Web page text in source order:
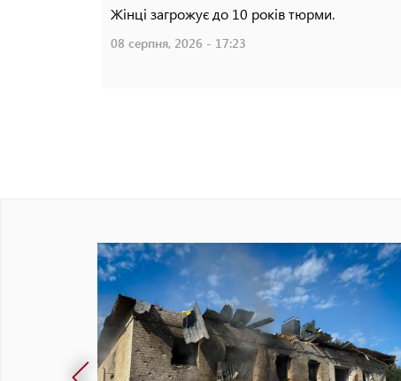
Жінці загрожує до 10 років тюрми.
08 серпня, 2026 - 17:23